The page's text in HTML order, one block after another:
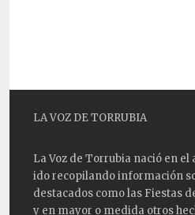
LA VOZ DE TORRUBIA
La Voz de Torrubia nació en el
ido recopilando información
destacados como las Fiestas
y en mayor o medida otros